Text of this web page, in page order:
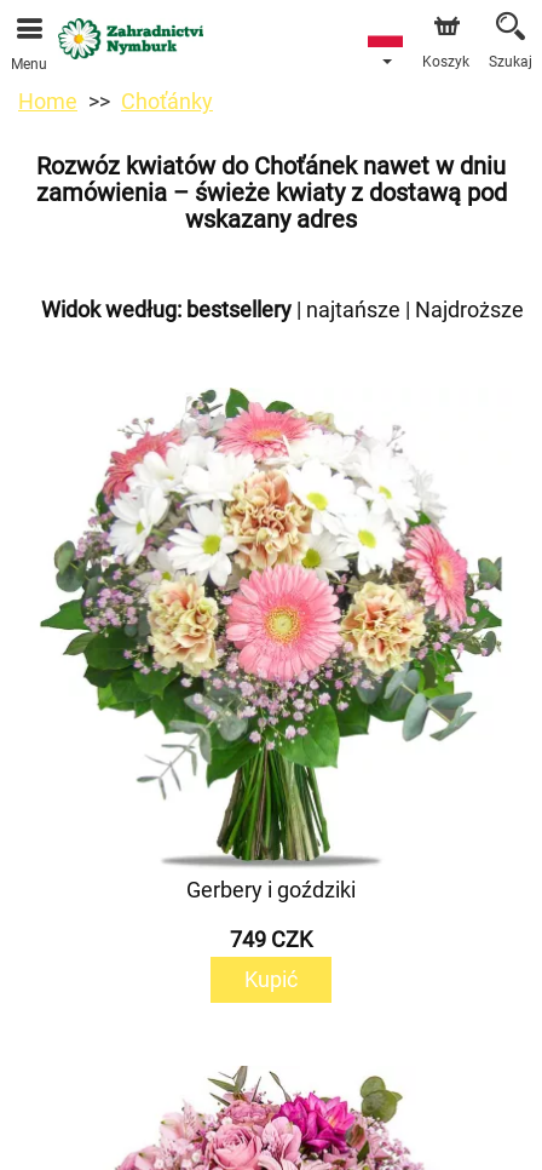
Przyjmujemy zamówienia za pośrednictwem naszego
sklepu internetowego. Najbliższy możliwy termin dostawy
to 11.08.2026 z powodu urlopu.
Menu Koszyk Szukaj
Home Choťánky
Rozwóz kwiatów do Choťánek nawet w dniu
zamówienia – świeże kwiaty z dostawą pod
wskazany adres
Widok według: bestsellery | najtańsze | Najdroższe
Gerbery i goździki
749 CZK
Kupić